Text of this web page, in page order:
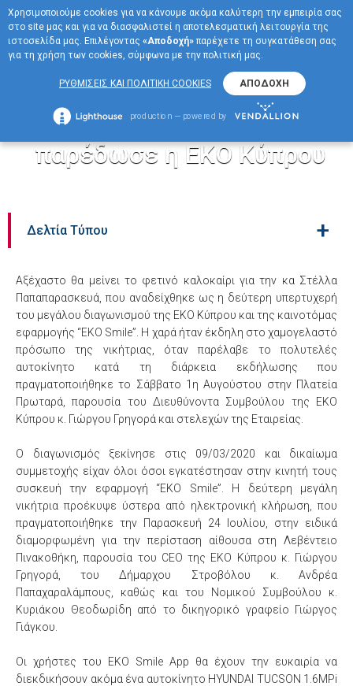
ΜΕΝΟΥ
EN
Σε γυναικεία χέρια το
τιμόνι του δεύτερου
HYUNDAI TUCSON, που
παρέδωσε η ΕΚΟ Κύπρου
Δελτία Τύπου +
Αξέχαστο θα μείνει το φετινό καλοκαίρι για την κα Στέλλα
Παπαπαρασκευά, που αναδείχθηκε ως η δεύτερη υπερτυχερή
του μεγάλου διαγωνισμού της ΕΚΟ Κύπρου και της καινοτόμας
εφαρμογής “EKO Smile”. Η χαρά ήταν έκδηλη στο χαμογελαστό
πρόσωπο της νικήτριας, όταν παρέλαβε το πολυτελές
αυτοκίνητο κατά τη διάρκεια εκδήλωσης που
πραγματοποιήθηκε το Σάββατο 1η Αυγούστου στην Πλατεία
Πρωταρά, παρουσία του Διευθύνοντα Συμβούλου της ΕΚΟ
Κύπρου κ. Γιώργου Γρηγορά και στελεχών της Εταιρείας.
Ο διαγωνισμός ξεκίνησε στις 09/03/2020 και δικαίωμα
συμμετοχής είχαν όλοι όσοι εγκατέστησαν στην κινητή τους
συσκευή την εφαρμογή “EKO Smile”. Η δεύτερη μεγάλη
νικήτρια προέκυψε ύστερα από ηλεκτρονική κλήρωση, που
πραγματοποιήθηκε την Παρασκευή 24 Ιουλίου, στην ειδικά
διαμορφωμένη για την περίσταση αίθουσα στη Λεβέντειο
Πινακοθήκη, παρουσία του CEO της ΕΚΟ Κύπρου κ. Γιώργου
Γρηγορά, του Δήμαρχου Στροβόλου κ. Ανδρέα
Παπαχαραλάμπους, καθώς και του Νομικού Συμβούλου κ.
Κυριάκου Θεοδωρίδη από το δικηγορικό γραφείο Γιώργος
Γιάγκου.
Οι χρήστες του EKO Smile App θα έχουν την ευκαιρία να
διεκδικήσουν ακόμα ένα αυτοκίνητο HYUNDAI TUCSON 1.6MPi
Χρησιμοποιούμε cookies για να κάνουμε ακόμα καλύτερη την εμπειρία σας
στο site μας και για να διασφαλιστεί η αποτελεσματική λειτουργία της
ιστοσελίδα μας. Επιλέγοντας «Αποδοχή»παρέχετε τη συγκατάθεση σας
για τη χρήση των cookies, σύμφωνα με την πολιτική μας.
ΡΥΘΜΙΣΕΙΣ ΚΑΙ ΠΟΛΙΤΙΚΗ COOKIES ΑΠΟΔΟΧΗ
production — powered by